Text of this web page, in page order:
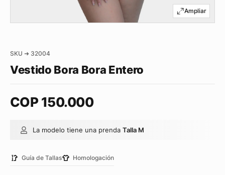
SKU ➜ 32004
Vestido Bora Bora Entero
COP150.000
La modelo tiene una prenda Talla M
Guía de Tallas Homologación